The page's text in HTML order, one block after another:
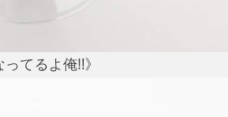
てるよ俺!!》